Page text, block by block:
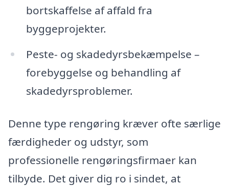
bortskaffelse af affald fra
byggeprojekter.
Peste- og skadedyrsbekæmpelse –
forebyggelse og behandling af
skadedyrsproblemer.
Denne type rengøring kræver ofte særlige
færdigheder og udstyr, som
professionelle rengøringsfirmaer kan
tilbyde. Det giver dig ro i sindet, at